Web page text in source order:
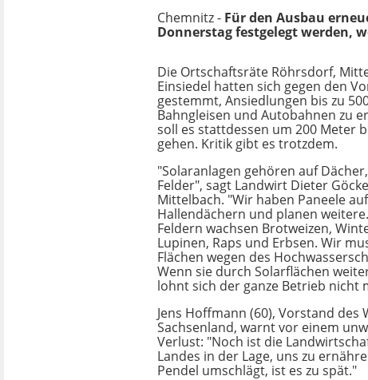
Chemnitz - Für den Ausbau
Donnerstag festgelegt werden,
Die Ortschaftsräte Röhrsdorf,
Einsiedel hatten sich gegen den
gestemmt, Ansiedlungen bis zu
Bahngleisen und Autobahnen zu
soll es stattdessen um 200 Meter
gehen. Kritik gibt es trotzdem.
"Solaranlagen gehören auf
Felder", sagt Landwirt Dieter
Mittelbach. "Wir haben Paneele
Hallendächern und planen
Feldern wachsen Brotweizen,
Lupinen, Raps und Erbsen. Wir
Flächen wegen des
Wenn sie durch Solarflächen
lohnt sich der ganze Betrieb nicht
Jens Hoffmann (60), Vorstand des
Sachsenland, warnt vor einem
Verlust: "Noch ist die
Landes in der Lage, uns zu
Pendel umschlägt, ist es zu spät."